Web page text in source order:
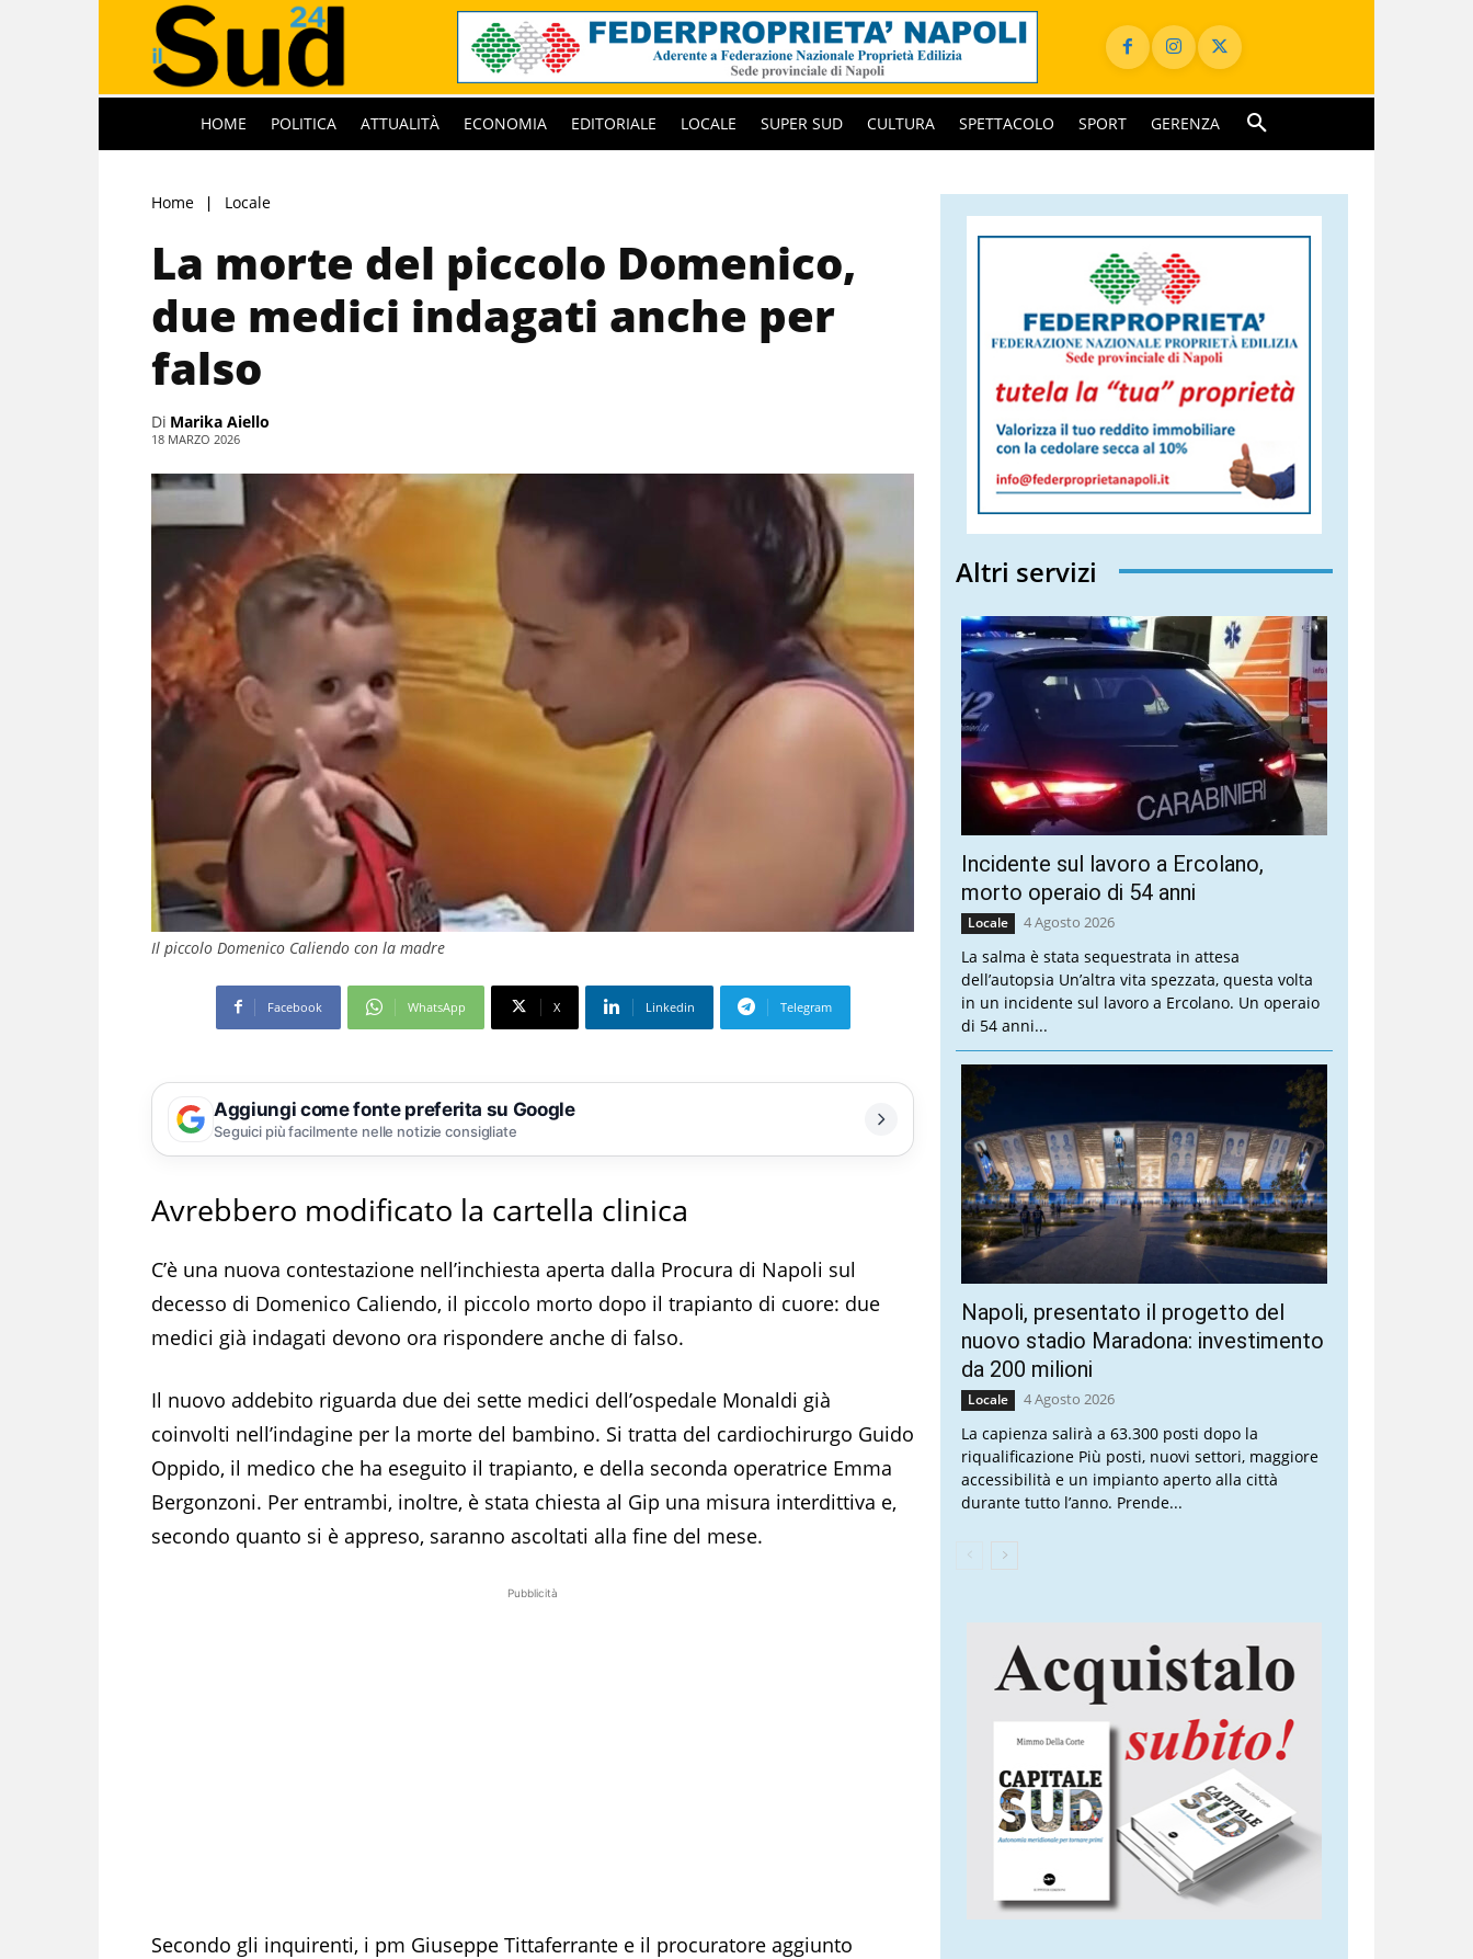
HOME POLITICA ATTUALITÀ ECONOMIA EDITORIALE LOCALE SUPER SUD CULTURA SPETTACOLO SPORT GERENZA
Home Locale
La morte del piccolo Domenico,
due medici indagati anche per
falso
Di Marika Aiello
18 MARZO 2026
Il piccolo Domenico Caliendo con la madre
Facebook WhatsApp X Linkedin Telegram
Aggiungi come fonte preferita su Google
Seguici più facilmente nelle notizie consigliate
Avrebbero modificato la cartella clinica
C’è una nuova contestazione nell’inchiesta aperta dalla Procura di Napoli sul
decesso di Domenico Caliendo, il piccolo morto dopo il trapianto di cuore: due
medici già indagati devono ora rispondere anche di falso.
Il nuovo addebito riguarda due dei sette medici dell’ospedale Monaldi già
coinvolti nell’indagine per la morte del bambino. Si tratta del cardiochirurgo Guido
Oppido, il medico che ha eseguito il trapianto, e della seconda operatrice Emma
Bergonzoni. Per entrambi, inoltre, è stata chiesta al Gip una misura interdittiva e,
secondo quanto si è appreso, saranno ascoltati alla fine del mese.
Pubblicità
Secondo gli inquirenti, i pm Giuseppe Tittaferrante e il procuratore aggiunto
Altri servizi
Incidente sul lavoro a Ercolano,
morto operaio di 54 anni
Locale 4 Agosto 2026
La salma è stata sequestrata in attesa
dell’autopsia Un’altra vita spezzata, questa volta
in un incidente sul lavoro a Ercolano. Un operaio
di 54 anni...
Napoli, presentato il progetto del
nuovo stadio Maradona: investimento
da 200 milioni
Locale 4 Agosto 2026
La capienza salirà a 63.300 posti dopo la
riqualificazione Più posti, nuovi settori, maggiore
accessibilità e un impianto aperto alla città
durante tutto l’anno. Prende...